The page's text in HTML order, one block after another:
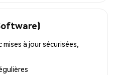
à jour sécurisées,